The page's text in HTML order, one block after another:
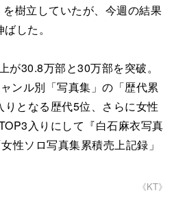
樹立していたが、今週の結果
した。
30.8万部と30万部を突破。
ンル別「写真集」の「歴代累
となる歴代5位、さらに女性
入りにして『白石麻衣写真
性ソロ写真集累積売上記録」
《KT》